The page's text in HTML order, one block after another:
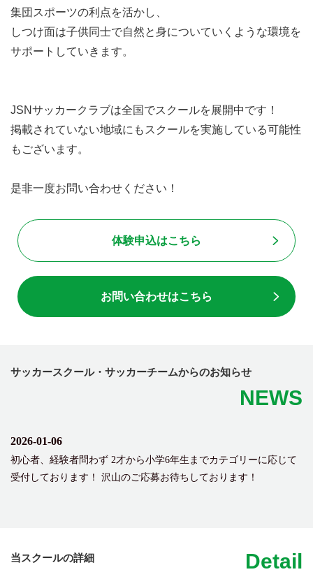
集団スポーツの利点を活かし、
しつけ面は子供同士で自然と身についていくような環境を
サポートしていきます。
JSNサッカークラブは全国でスクールを展開中です！
掲載されていない地域にもスクールを実施している可能性
もございます。
是非一度お問い合わせください！
体験申込はこちら
お問い合わせはこちら
サッカースクール・サッカーチームからのお知らせ
NEWS
2026-01-06
初心者、経験者問わず 2才から小学6年生までカテゴリーに応じて
受付しております！ 沢山のご応募お待ちしております！
当スクールの詳細 Detail